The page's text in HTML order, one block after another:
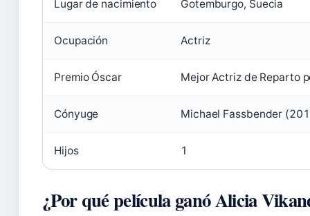
Lugar de nacimiento Gotemburgo, Suecia
Ocupación Actriz
Premio Óscar Mejor Actriz de Reparto
Cónyuge Michael Fassbender
Hijos 1
¿Por qué película ganó Alicia